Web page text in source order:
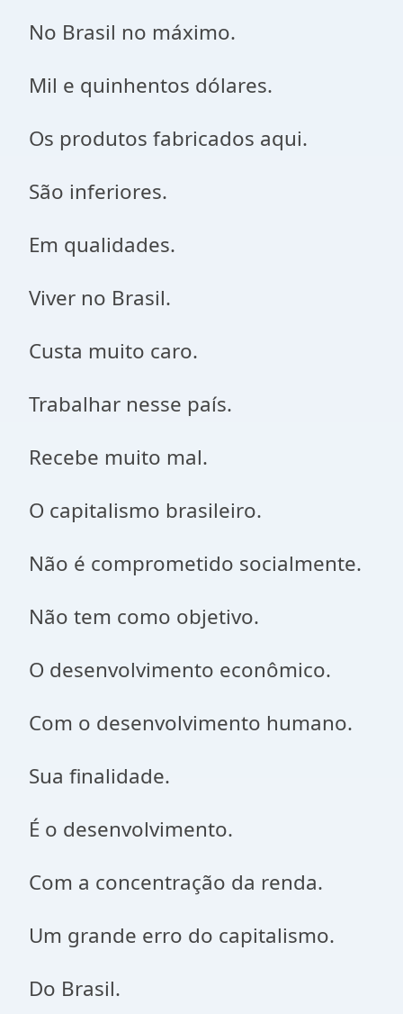
No Brasil no máximo.
Mil e quinhentos dólares.
Os produtos fabricados aqui.
São inferiores.
Em qualidades.
Viver no Brasil.
Custa muito caro.
Trabalhar nesse país.
Recebe muito mal.
O capitalismo brasileiro.
Não é comprometido socialmente.
Não tem como objetivo.
O desenvolvimento econômico.
Com o desenvolvimento humano.
Sua finalidade.
É o desenvolvimento.
Com a concentração da renda.
Um grande erro do capitalismo.
Do Brasil.